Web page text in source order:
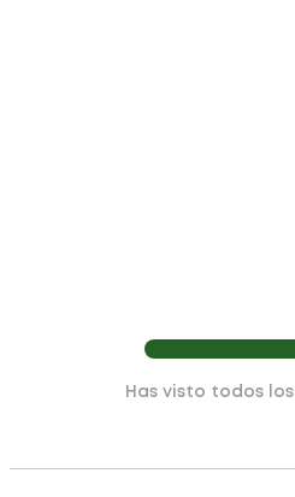
Has visto todos los